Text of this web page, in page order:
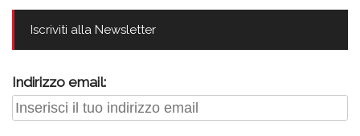
Iscriviti alla Newsletter
Indirizzo email: